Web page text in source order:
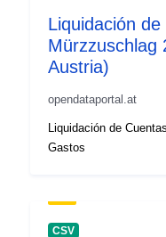
Liquidación
Mürzzuschlag
Austria)
opendataportal.at
Liquidación de
Gastos
CSV